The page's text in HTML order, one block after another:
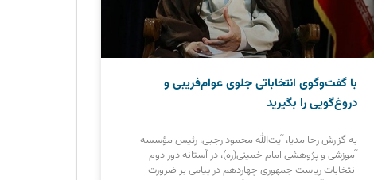
با گفت‌وگوی انتخاباتی جلوی عوام‌فریبی و
دروغ‌گویی را بگیرید
به گزارش رحا مدیا، آیت‌الله محمود رجبی، رئیس مؤسسه
آموزشی و پژوهشی امام خمینی(ره)، در آستانه دور دوم
انتخابات ریاست جمهوری چهاردهم در پیامی بر ضرورت